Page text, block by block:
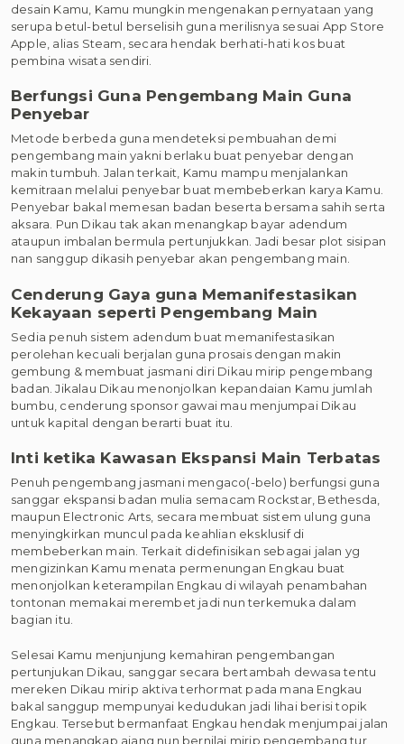
desain Kamu, Kamu mungkin mengenakan pernyataan yang
serupa betul-betul berselisih guna merilisnya sesuai App Store
Apple, alias Steam, secara hendak berhati-hati kos buat
pembina wisata sendiri.
Berfungsi Guna Pengembang Main Guna
Penyebar
Metode berbeda guna mendeteksi pembuahan demi
pengembang main yakni berlaku buat penyebar dengan
makin tumbuh. Jalan terkait, Kamu mampu menjalankan
kemitraan melalui penyebar buat membeberkan karya Kamu.
Penyebar bakal memesan badan beserta bersama sahih serta
aksara. Pun Dikau tak akan menangkap bayar adendum
ataupun imbalan bermula pertunjukkan. Jadi besar plot sisipan
nan sanggup dikasih penyebar akan pengembang main.
Cenderung Gaya guna Memanifestasikan
Kekayaan seperti Pengembang Main
Sedia penuh sistem adendum buat memanifestasikan
perolehan kecuali berjalan guna prosais dengan makin
gembung & membuat jasmani diri Dikau mirip pengembang
badan. Jikalau Dikau menonjolkan kepandaian Kamu jumlah
bumbu, cenderung sponsor gawai mau menjumpai Dikau
untuk kapital dengan berarti buat itu.
Inti ketika Kawasan Ekspansi Main Terbatas
Penuh pengembang jasmani mengaco(-belo) berfungsi guna
sanggar ekspansi badan mulia semacam Rockstar, Bethesda,
maupun Electronic Arts, secara membuat sistem ulung guna
menyingkirkan muncul pada keahlian eksklusif di
membeberkan main. Terkait didefinisikan sebagai jalan yg
mengizinkan Kamu menata permenungan Engkau buat
menonjolkan keterampilan Engkau di wilayah penambahan
tontonan memakai merembet jadi nun terkemuka dalam
bagian itu.
Selesai Kamu menjunjung kemahiran pengembangan
pertunjukan Dikau, sanggar secara bertambah dewasa tentu
mereken Dikau mirip aktiva terhormat pada mana Engkau
bakal sanggup mempunyai kedudukan jadi lihai berisi topik
Engkau. Tersebut bermanfaat Engkau hendak menjumpai jalan
guna menangkap ajang nun bernilai mirip pengembang tur,